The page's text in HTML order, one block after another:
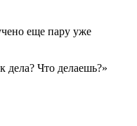
еще пару уже
дела? Что делаешь?»